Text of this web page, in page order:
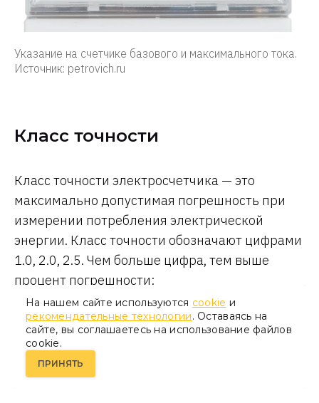
Указание на счетчике базового и максимального тока.
Источник: petrovich.ru
Класс точности
Класс точности электросчетчика — это
максимально допустимая погрешность при
измерении потребления электрической
энергии. Класс точности обозначают цифрами
1.0, 2.0, 2.5. Чем больше цифра, тем выше
процент погрешности:
класс 1.0 — погрешность 1 %
класс 2.0 — погрешность 2 %
класс 2.5 — погрешность 2,5 %
На нашем сайте используются cookie и
рекомендательные технологии. Оставаясь на
сайте, вы соглашаетесь на использование файлов
cookie.
ПРИНЯТЬ